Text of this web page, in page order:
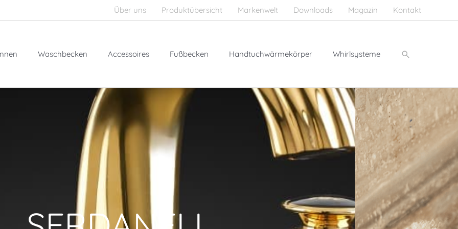
Über uns Produktübersicht Markenwelt Downloads Magazin Kontakt
Waschbecken Accessoires Fußbecken Handtuchwärmekörper Whirlsysteme Suchen